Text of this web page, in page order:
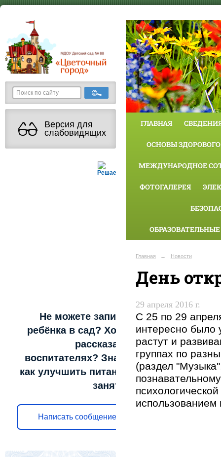
Версия для
слабовидящих
Решаем вместе
Не можете записать
ребёнка в сад? Хотите
рассказать о
воспитателях? Знаете,
как улучшить питание и
занятия?
Написать сообщение
ГЛАВНАЯ
ОСНОВЫ
МЕЖДУНАРОДНОЕ
ФОТОГАЛЕРЕЯ
Главная → Новости
День
29 апреля 2016 г.
С 25 по 29
интересно было
растут и
группах по
(раздел
использованием